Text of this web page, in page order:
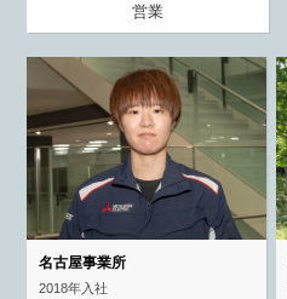
営業
名古屋事業所
2018年入社